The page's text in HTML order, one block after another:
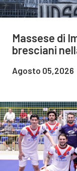
Massese di
bresciani
Agosto 05,2026